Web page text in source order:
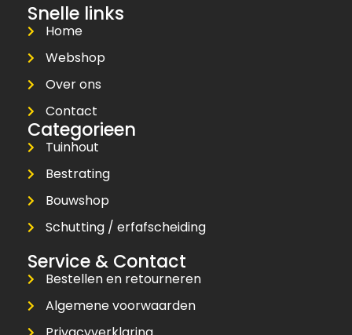
Snelle links
Home
Webshop
Over ons
Contact
Categorieen
Tuinhout
Bestrating
Bouwshop
Schutting / erfafscheiding
Service & Contact
Bestellen en retourneren
Algemene voorwaarden